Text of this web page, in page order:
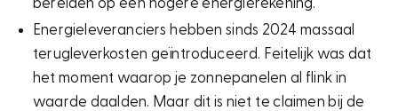
bereiden op een hogere energierekening.
Energieleveranciers hebben sinds 2024 massaal
terugleverkosten geïntroduceerd. Feitelijk was dat
het moment waarop je zonnepanelen al flink in
waarde daalden. Maar dit is niet te claimen bij de